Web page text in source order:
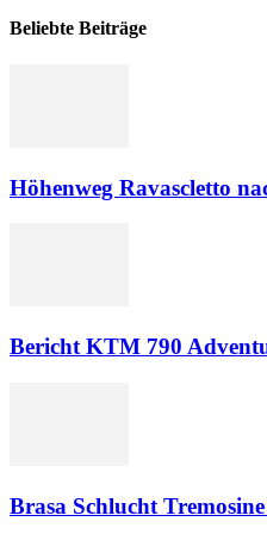
Beliebte Beiträge
Höhenweg Ravascletto
Bericht KTM 790
Brasa Schlucht